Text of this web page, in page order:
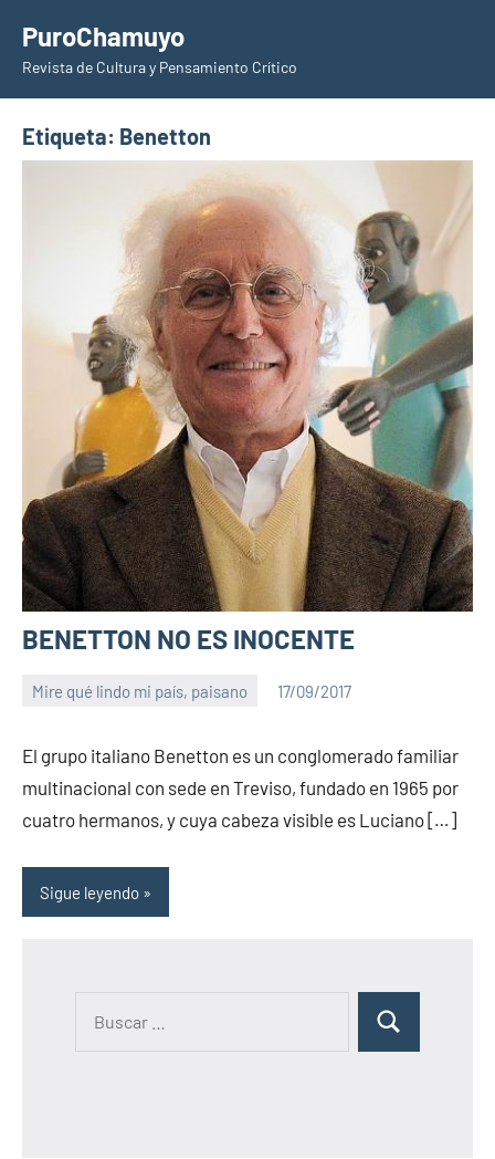
contenido
PuroChamuyo
Revista de Cultura y Pensamiento Crítico
Etiqueta: Benetton
BENETTON NO ES INOCENTE
Mire qué lindo mi país, paisano 17/09/2017
PuroChamuyo
comentarios
El grupo italiano Benetton es un conglomerado familiar
multinacional con sede en Treviso, fundado en 1965 por
cuatro hermanos, y cuya cabeza visible es Luciano […]
Sigue leyendo
B